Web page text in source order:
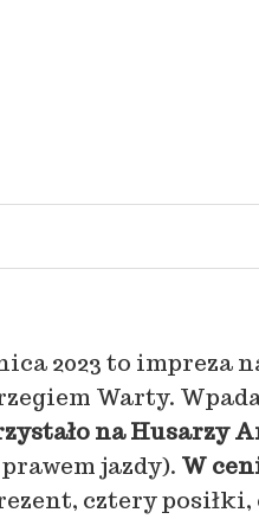
2023 to impreza
Warty.
na Husarzy
jazdy). W
cztery